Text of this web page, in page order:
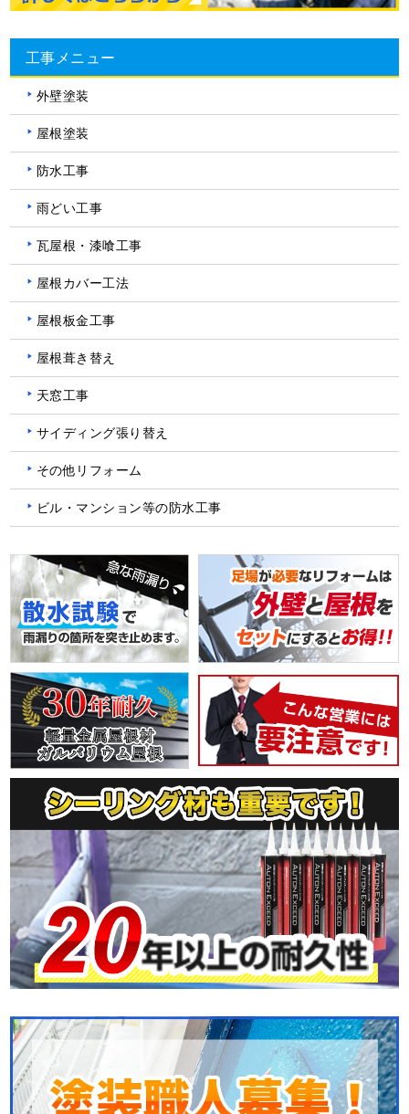
工事メニュー
外壁塗装
屋根塗装
防水工事
雨どい工事
瓦屋根・漆喰工事
屋根カバー工法
屋根板金工事
屋根葺き替え
天窓工事
サイディング張り替え
その他リフォーム
ビル・マンション等の防水工事